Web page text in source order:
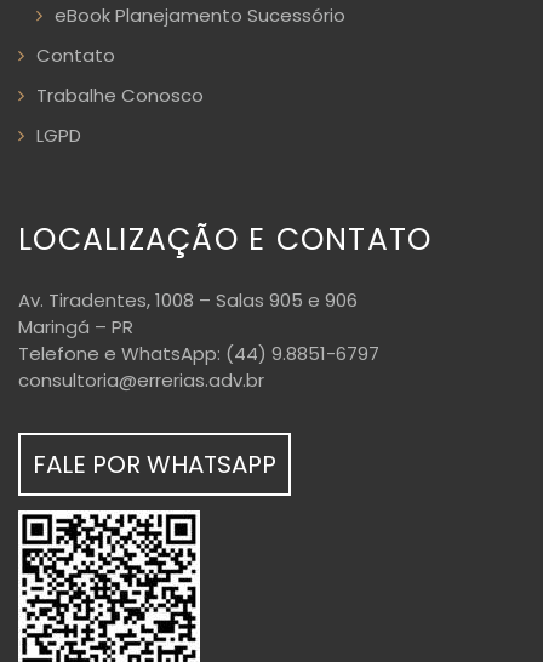
eBook Planejamento Sucessório
Contato
Trabalhe Conosco
LGPD
LOCALIZAÇÃO E CONTATO
Av. Tiradentes, 1008 – Salas 905 e 906
Maringá – PR
Telefone e WhatsApp: (44) 9.8851-6797
consultoria@errerias.adv.br
FALE POR WHATSAPP